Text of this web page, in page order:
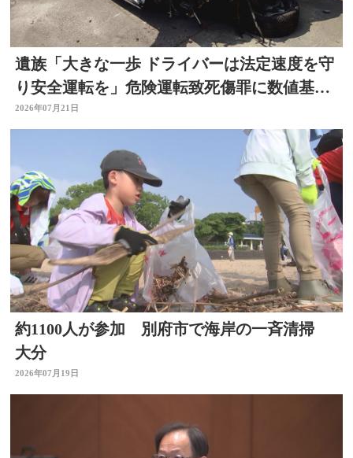
遺族「大きな一歩 ドライバーは法定速度を守
り安全運転を」危険運転致死傷罪に数値基
準 改正法施行
2026年07月21日
約1100人が参加 別府市で海岸の一斉清掃
大分
2026年07月19日